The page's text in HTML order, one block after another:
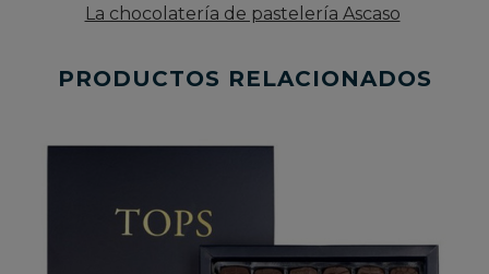
La chocolatería de pastelería Ascaso
PRODUCTOS RELACIONADOS